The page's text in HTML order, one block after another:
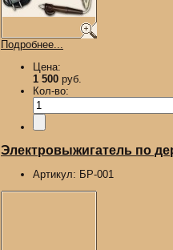
Подробнее...
Цена:
1 500 руб.
Кол-во:
Электровыжигатель по
Артикул: БР-001